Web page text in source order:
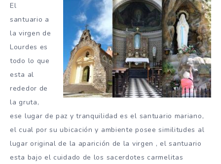
El
santuario a
la virgen de
Lourdes es
todo lo que
esta al
rededor de
la gruta,
ese lugar de paz y tranquilidad es el santuario mariano,
el cual por su ubicación y ambiente posee similitudes al
lugar original de la aparición de la virgen , el santuario
esta bajo el cuidado de los sacerdotes carmelitas